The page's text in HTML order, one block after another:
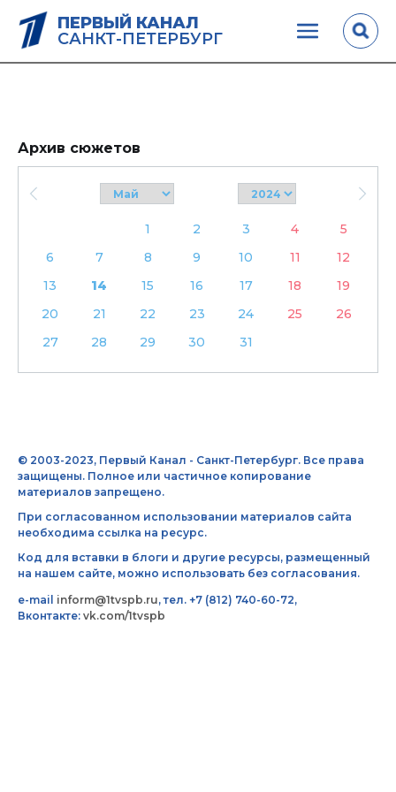
ПЕРВЫЙ КАНАЛ
САНКТ-ПЕТЕРБУРГ
Архив сюжетов
1 2 3 4
5
6
7 8 9 10 11
12
13
14 15 16 17 18
19
20
21 22 23 24 25
26
27
28 29 30 31
© 2003-2023, Первый Канал - Санкт-Петербург. Все права
защищены. Полное или частичное копирование
материалов запрещено.
При согласованном использовании материалов сайта
необходима ссылка на ресурс.
Код для вставки в блоги и другие ресурсы, размещенный
на нашем сайте, можно использовать без согласования.
e-mail inform@1tvspb.ru, тел. +7 (812) 740-60-72,
Вконтакте: vk.com/1tvspb